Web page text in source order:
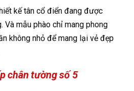
kế tân cổ điển đang được
Và mẫu phào chỉ mang phong
không nhỏ để mang lại vẻ đẹp
chân tường số 5